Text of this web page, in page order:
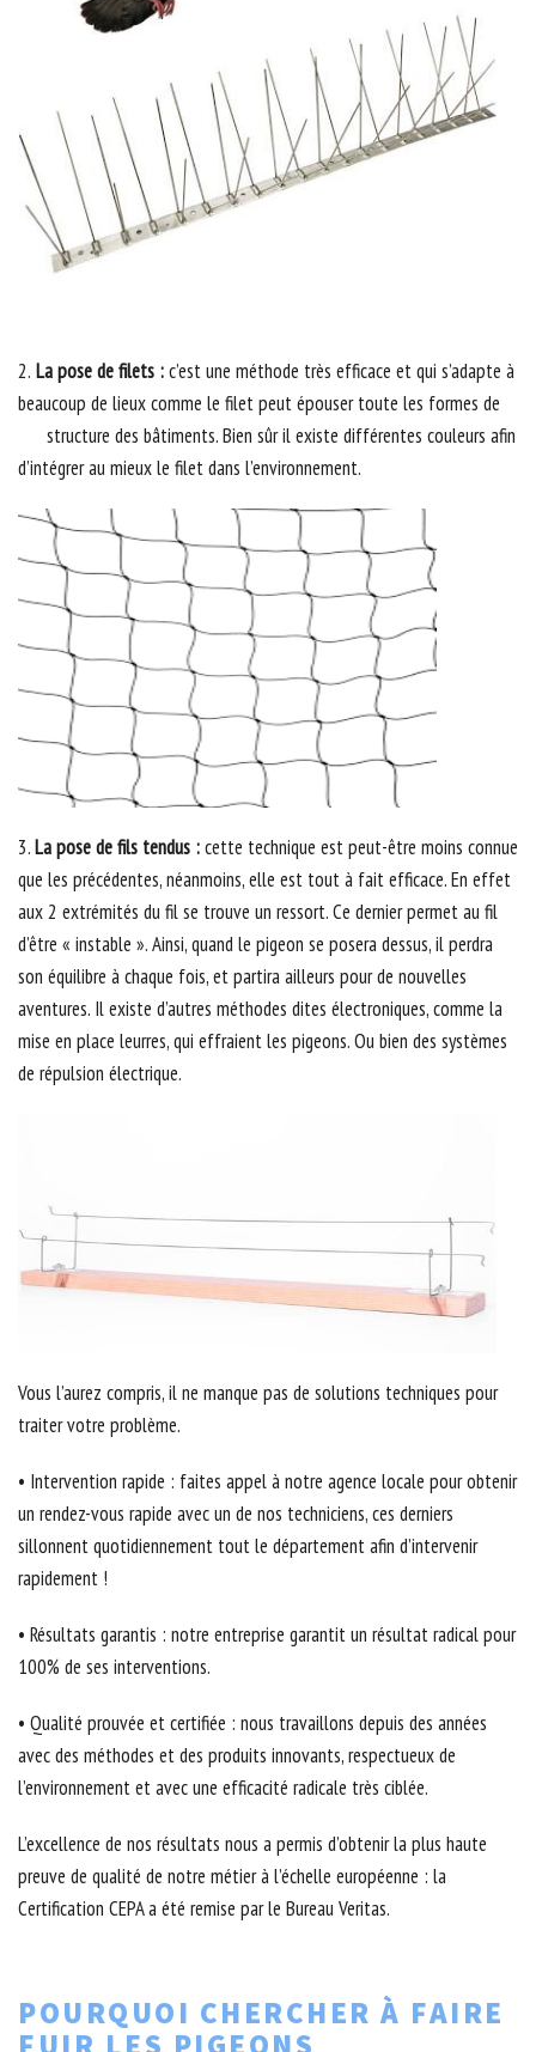
2. La pose de filets :c’est une méthode très efficace et qui s’adapte à
beaucoup de lieux comme le filet peut épouser toute les formes de
structure des bâtiments. Bien sûr il existe différentes couleurs afin
d’intégrer au mieux le filet dans l’environnement.
3.La pose de fils tendus :cette technique est peut-être moins connue
que les précédentes, néanmoins, elle est tout à fait efficace. En effet
aux 2 extrémités du fil se trouve un ressort. Ce dernier permet au fil
d’être « instable ». Ainsi, quand le pigeon se posera dessus, il perdra
son équilibre à chaque fois, et partira ailleurs pour de nouvelles
aventures. Il existe d’autres méthodes dites électroniques, comme la
mise en place leurres, qui effraient les pigeons. Ou bien des systèmes
de répulsion électrique.
Vous l’aurez compris, il ne manque pas de solutions techniques pour
traiter votre problème.
• Intervention rapide : faites appel à notre agence locale pour obtenir
un rendez-vous rapide avec un de nos techniciens, ces derniers
sillonnent quotidiennement tout le département afin d’intervenir
rapidement !
• Résultats garantis : notre entreprise garantit un résultat radical pour
100% de ses interventions.
• Qualité prouvée et certifiée : nous travaillons depuis des années
avec des méthodes et des produits innovants, respectueux de
l’environnement et avec une efficacité radicale très ciblée.
L’excellence de nos résultats nous a permis d’obtenir la plus haute
preuve de qualité de notre métier à l’échelle européenne : la
Certification CEPA a été remise par le Bureau Veritas.
POURQUOI CHERCHER À FAIRE